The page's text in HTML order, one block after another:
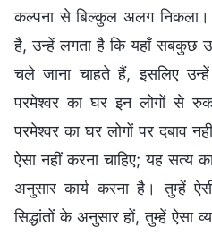
कल्पना से बिल्कुल अलग
है, उन्हें लगता है कि यहाँ सबकुछ
चले जाना चाहते हैं, इसलिए
परमेश्वर का घर इन लोगों से
परमेश्वर का घर लोगों पर दबाव
ऐसा नहीं करना चाहिए; यह सत्य
अनुसार कार्य करना है। तुम्हें
सिद्धांतों के अनुसार हों, तुम्हें ऐसा